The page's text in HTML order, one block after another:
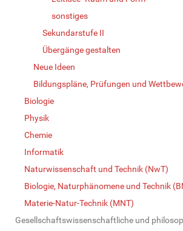
sonstiges
Sekundarstufe II
Übergänge gestalten
Neue Ideen
Bildungspläne, Prüfungen und
Biologie
Physik
Chemie
Informatik
Naturwissenschaft und Technik (NwT)
Biologie, Naturphänomene und Technik
Materie-Natur-Technik (MNT)
Gesellschaftswissenschaftliche und